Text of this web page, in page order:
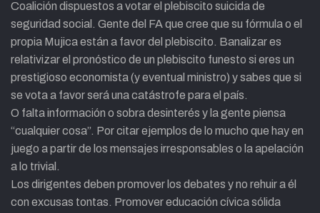
Coalición dispuestos a votar el plebiscito suicida de
seguridad social. Gente del FA que cree que su fórmula o el
propia Mujica están a favor del plebiscito. Banalizar es
relativizar el pronóstico de un plebiscito funesto si eres un
prestigioso economista (y eventual ministro) y sabes que si
se vota a favor será una catástrofe para el país.
O falta información o sobra desinterés y la gente piensa
“cualquier cosa”. Por citar ejemplos de lo mucho que hay en
juego a partir de los mensajes irresponsables o la apelación
a lo trivial.
Los dirigentes deben promover los debates y no rehuir a él
con excusas tontas. Promover educación cívica sólida